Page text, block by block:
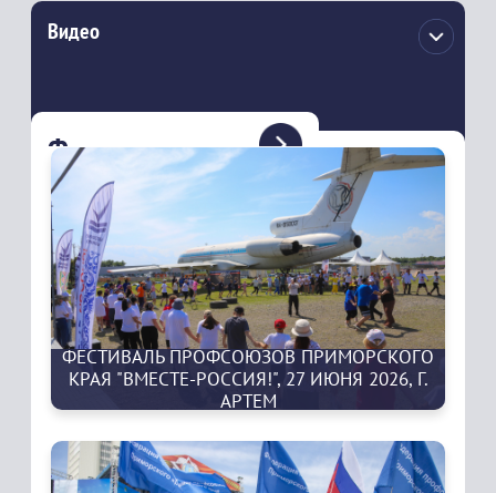
Фото
Видео
ФЕСТИВАЛЬ ПРОФСОЮЗОВ ПРИМОРСКОГО
КРАЯ "ВМЕСТЕ-РОССИЯ!", 27 ИЮНЯ 2026, Г.
АРТЕМ